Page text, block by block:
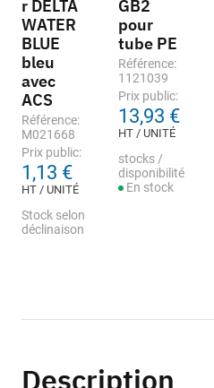
r DELTA
WATER
BLUE
bleu
avec
ACS
Référence:
M021668
Prix public:
1,13 €
HT / UNITÉ
Stock selon
déclinaison
GB2
pour
tube PE
Référence:
1121039
Prix public:
13,93 €
HT / UNITÉ
stocks /
disponibilité
En stock
Description